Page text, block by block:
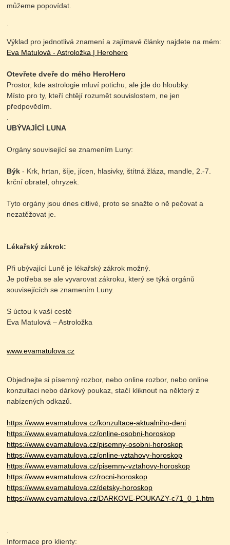
můžeme popovídat.
.
Výklad pro jednotlivá znamení a zajímavé články najdete na mém:
Eva Matulová - Astroložka | Herohero
Otevřete dveře do mého HeroHero
Prostor, kde astrologie mluví potichu, ale jde do hloubky.
Místo pro ty, kteří chtějí rozumět souvislostem, ne jen
předpovědím.
.
UBÝVAJÍCÍ LUNA
Orgány související se znamením Luny:
Býk - Krk, hrtan, šíje, jícen, hlasivky, štítná žláza, mandle, 2.-7.
krční obratel, ohryzek.
Tyto orgány jsou dnes citlivé, proto se snažte o ně pečovat a
nezatěžovat je.
Lékařský zákrok:
Při ubývající Luně je lékařský zákrok možný.
Je potřeba se ale vyvarovat zákroku, který se týká orgánů
souvisejících se znamením Luny.
S úctou k vaší cestě
Eva Matulová – Astroložka
www.evamatulova.cz
Objednejte si písemný rozbor, nebo online rozbor, nebo online
konzultaci nebo dárkový poukaz, stačí kliknout na některý z
nabízených odkazů.
https://www.evamatulova.cz/konzultace-aktualniho-deni
https://www.evamatulova.cz/online-osobni-horoskop
https://www.evamatulova.cz/pisemny-osobni-horoskop
https://www.evamatulova.cz/online-vztahovy-horoskop
https://www.evamatulova.cz/pisemny-vztahovy-horoskop
https://www.evamatulova.cz/rocni-horoskop
https://www.evamatulova.cz/detsky-horoskop
https://www.evamatulova.cz/DARKOVE-POUKAZY-c71_0_1.htm
.
Informace pro klienty: